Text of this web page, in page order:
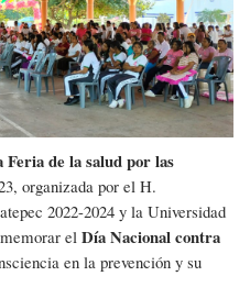
Feria de la salud por las
organizada por el H.
2022-2024 y la Universidad
el Día Nacional contra
en la prevención y su